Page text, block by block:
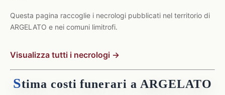
Questa pagina raccoglie i necrologi pubblicati nel territorio di
ARGELATO e nei comuni limitrofi.
Visualizza tutti i necrologi →
Stima costi funerari a ARGELATO